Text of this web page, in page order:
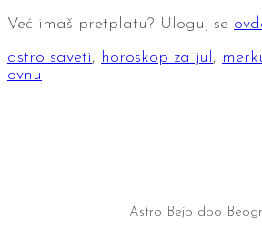
Već imaš pretplatu? Uloguj se
astro saveti, horoskop za jul,
ovnu
Astro Bejb doo